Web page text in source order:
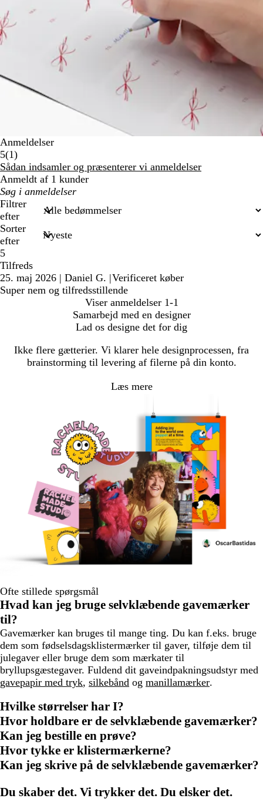
Anmeldelser
5(11
anmeldelser
)
Sådan indsamler og præsenterer vi anmeldelser
Anmeldt af 1 kunder
Min
søgetekst
Filtrer
efter
Sorter
efter
5
Tilfreds
25. maj 2026 | Daniel G. |Verificeret køber
Super nem og tilfredsstillende
Viser anmeldelser 1-1
Samarbejd med en designer
Lad os designe det for dig
Ikke flere gætterier. Vi klarer hele designprocessen, fra
brainstorming til levering af filerne på din konto.
Læs mere
Ofte stillede spørgsmål
Hvad kan jeg bruge selvklæbende gavemærker
til?
Gavemærker kan bruges til mange ting. Du kan f.eks. bruge
dem som fødselsdagsklistermærker til gaver, tilføje dem til
julegaver eller bruge dem som mærkater til
bryllupsgæstegaver. Fuldend dit gaveindpakningsudstyr med
gavepapir med tryk, silkebånd og manillamærker.
Hvilke størrelser har I?
Hvor holdbare er de selvklæbende gavemærker?
Kan jeg bestille en prøve?
Hvor tykke er klistermærkerne?
Kan jeg skrive på de selvklæbende gavemærker?
Du skaber det. Vi trykker det. Du elsker det.